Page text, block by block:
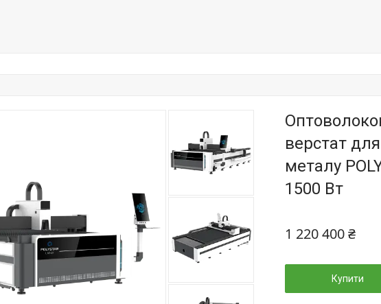
верстат
металу
1500 Вт
1 220 400 ₴
Купити